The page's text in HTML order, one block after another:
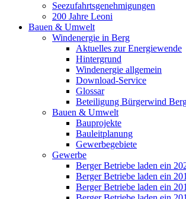
Seezufahrtsgenehmigungen
200 Jahre Leoni
Bauen & Umwelt
Windenergie in Berg
Aktuelles zur Energiewende
Hintergrund
Windenergie allgemein
Download-Service
Glossar
Beteiligung Bürgerwind
Bauen & Umwelt
Bauprojekte
Bauleitplanung
Gewerbegebiete
Gewerbe
Berger Betriebe laden ein
Berger Betriebe laden ein
Berger Betriebe laden ein